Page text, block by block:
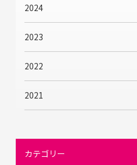
2024
2023
2022
2021
カテゴリー